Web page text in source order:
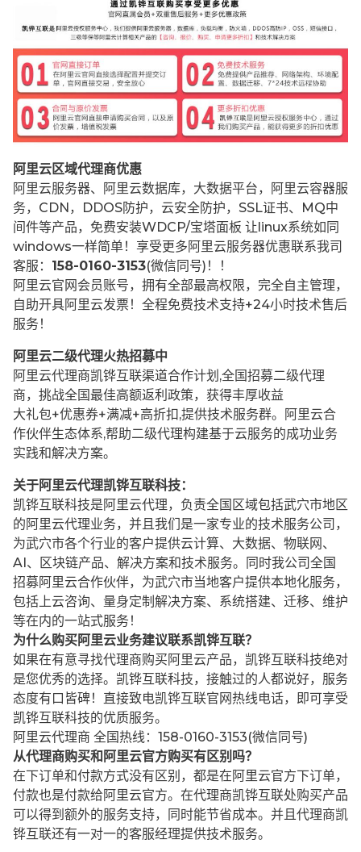
阿里云区域代理商优惠
阿里云服务器、阿里云数据库，大数据平台，阿里云容器服
务，CDN，DDOS防护，云安全防护，SSL证书、MQ中
间件等产品，免费安装WDCP/宝塔面板 让 linux系统如同
windows一样简单！享受更多阿里云服务器优惠联系我司
客服： 158-0160-3153(微信同号)！！
阿里云官网会员账号，拥有全部最高权限，完全自主管理，
自助开具阿里云发票！全程免费技术支持+24小时技术售后
服务！
阿里云二级代理火热招募中
阿里云代理商凯铧互联渠道合作计划,全国招募二级代理
商，挑战全国最佳高额返利政策，获得丰厚收益
大礼包+优惠券+满减+高折扣,提供技术服务群。阿里云合
作伙伴生态体系,帮助二级代理构建基于云服务的成功业务
实践和解决方案。
关于阿里云代理凯铧互联科技：
凯铧互联科技是阿里云代理，负责全国区域包括武穴市地区
的阿里云代理业务，并且我们是一家专业的技术服务公司，
为武穴市各个行业的客户提供云计算、大数据、物联网、
AI、区块链产品、解决方案和技术服务。同时我公司全国
招募阿里云合作伙伴，为武穴市当地客户提供本地化服务，
包括上云咨询、量身定制解决方案、系统搭建、迁移、维护
等在内的一站式服务！
为什么购买阿里云业务建议联系凯铧互联？
如果在有意寻找代理商购买阿里云产品，凯铧互联科技绝对
是您优秀的选择。凯铧互联科技，接触过的人都说好，服务
态度有口皆碑！直接致电凯铧互联官网热线电话，即可享受
凯铧互联科技的优质服务。
阿里云代理商 全国热线：158-0160-3153(微信同号)
从代理商购买和阿里云官方购买有区别吗？
在下订单和付款方式没有区别，都是在阿里云官方下订单，
付款也是付款给阿里云官方。在代理商凯铧互联处购买产品
可以得到额外的服务支持，同时能节省成本。并且代理商凯
铧互联还有一对一的客服经理提供技术服务。